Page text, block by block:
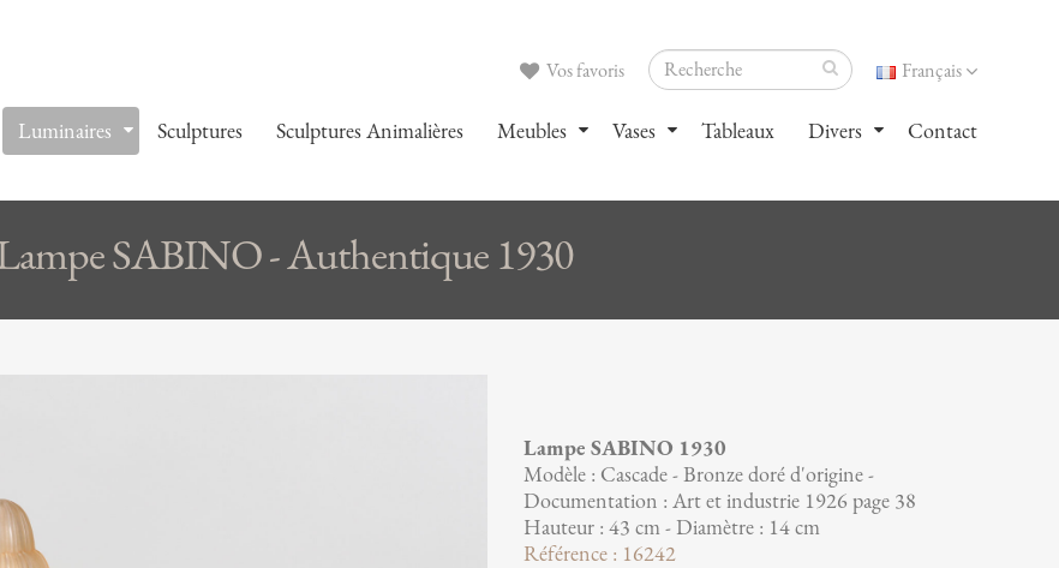
Français
Vos favoris
Luminaires Sculptures Sculptures Animalières Meubles Vases Tableaux Divers Contact
SABINO - Authentique 1930
Lampe SABINO 1930
Modèle : Cascade - Bronze doré d'origine -
Documentation : Art et industrie 1926 page 38
Hauteur : 43 cm - Diamètre : 14 cm
Référence : 16242